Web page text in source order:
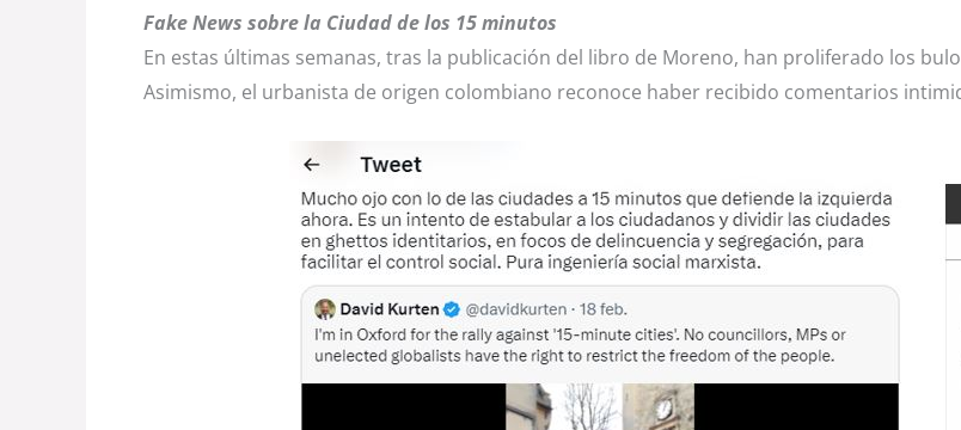
Fake News sobre la Ciudad de los 15 minutos
En estas últimas semanas, tras la publicación del libro de Moreno, han proliferado los
Asimismo, el urbanista de origen colombiano reconoce haber recibido comentarios